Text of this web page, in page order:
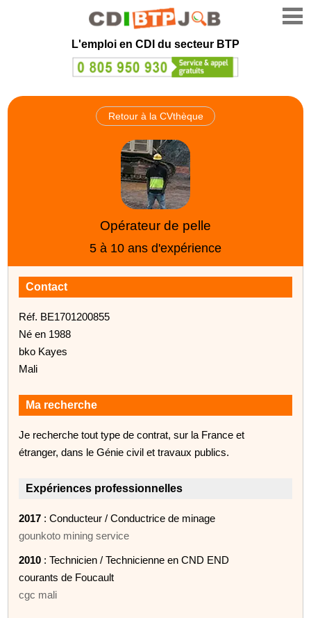
L'emploi en CDI du secteur BTP
Retour à la CVthèque
Opérateur de pelle
5 à 10 ans d'expérience
Contact
Réf. BE1701200855
Né en 1988
bko Kayes
Mali
Ma recherche
Je recherche tout type de contrat, sur la France et
étranger, dans le Génie civil et travaux publics.
Expériences professionnelles
2017 : Conducteur / Conductrice de minage
gounkoto mining service
2010 : Technicien / Technicienne en CND END
courants de Foucault
cgc mali